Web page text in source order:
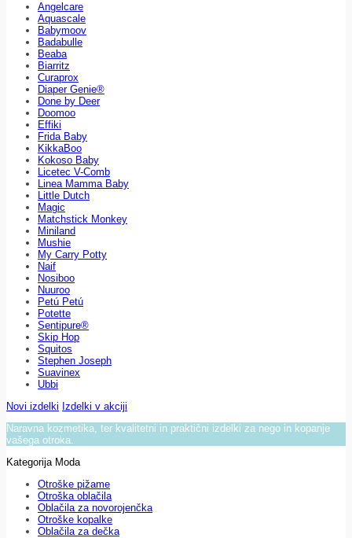
Angelcare
Aquascale
Babymoov
Badabulle
Beaba
Biarritz
Curaprox
Diaper Genie®
Done by Deer
Doomoo
Effiki
Frida Baby
KikkaBoo
Kokoso Baby
Licetec V-Comb
Linea Mamma Baby
Little Dutch
Magic
Matchstick Monkey
Miniland
Mushie
My Carry Potty
Naif
Nosiboo
Nuuroo
Petú Petú
Potette
Sentipure®
Skip Hop
Squitos
Stephen Joseph
Suavinex
Ubbi
Novi izdelki Izdelki v akciji
Naravna kozmetika, ter kvalitetni in praktični izdelki za nego in kopanje
vašega otroka.
Kategorija Moda
Otroške pižame
Otroška oblačila
Oblačila za novorojenčka
Otroške kopalke
Oblačila za dečka